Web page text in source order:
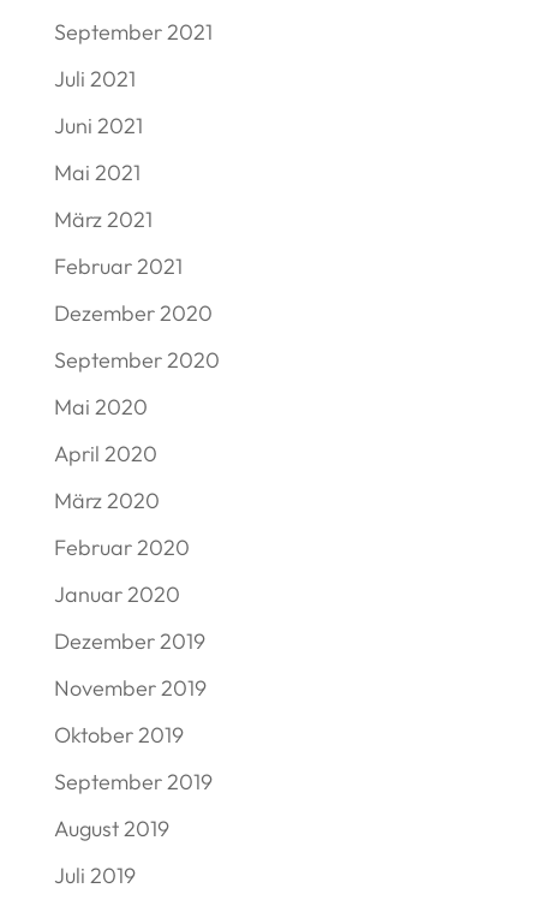
September 2021
Juli 2021
Juni 2021
Mai 2021
März 2021
Februar 2021
Dezember 2020
September 2020
Mai 2020
April 2020
März 2020
Februar 2020
Januar 2020
Dezember 2019
November 2019
Oktober 2019
September 2019
August 2019
Juli 2019